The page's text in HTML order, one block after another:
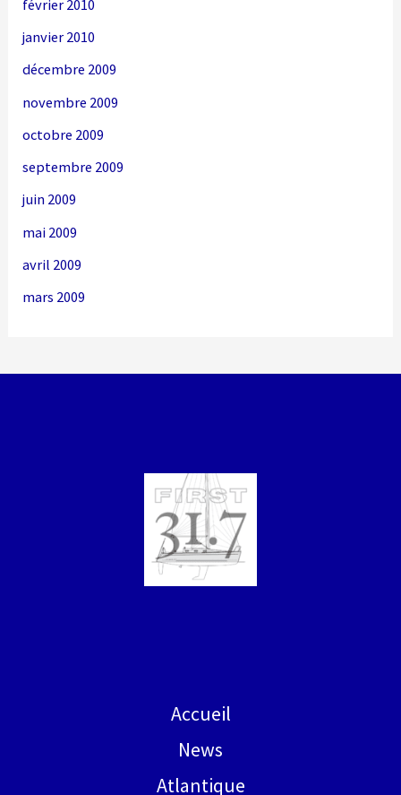
février 2010
janvier 2010
décembre 2009
novembre 2009
octobre 2009
septembre 2009
juin 2009
mai 2009
avril 2009
mars 2009
Accueil
News
Atlantique